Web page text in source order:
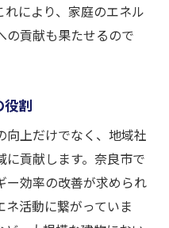
により、家庭のエネル
の貢献も果たせるので
役割
向上だけでなく、地域社
貢献します。奈良市で
ー効率の改善が求められ
活動に繋がっていま